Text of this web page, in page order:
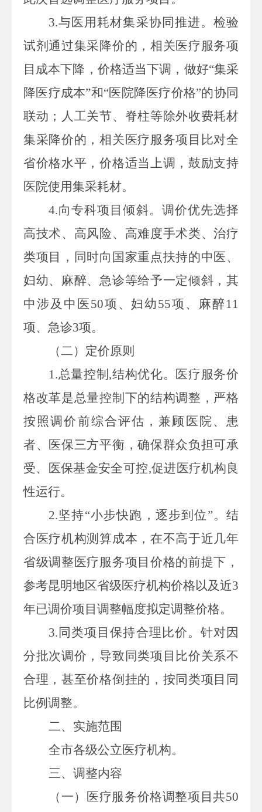
3.与医用耗材集采协同推进。 检验
试剂通过集采降价的，相关医疗服务项
目成本下降，价格适当下调，做好“集采
降医疗成本”和“医院降医疗价格”的协同
联动；人工关节、脊柱等除外收费耗材
集采降价的，相关医疗服务项目比对全
省价格水平，价格适当上调，鼓励支持
医院使用集采耗材。
4.向专科项目倾斜。 调价优先选择
高技术、高风险、高难度手术类、治疗
类项目，同时向国家重点扶持的中医、
妇幼、麻醉、急诊等给予一定倾斜，其
中涉及中医50项、妇幼 55项、麻醉11
项、急诊3项。
（二）定价原则
1.总量控制 ,结构优化。
医疗服务价
格改革是总量控制下的结构调整，严格
按照调价前综合评估，兼顾医院、患
者、医保三方平衡，确保群众负担可承
受、医保基金安全可控,促进医疗机构良
性运行。
2.坚持“小步快跑，逐步到位”。 结
合医疗机构测算成本，在不高于近几年
省级调整医疗服务项目价格的前提下，
参考昆明地区省级医疗机构价格以及近3
年已调价项目调整幅度拟定调整价格。
3. 同类项目保持合理比价。 针对因
分批次调价，导致同类项目比价关系不
合理，甚至价格倒挂的，按同类项目同
比例调整。
二、实施范围
全市各级公立医疗机构。
三、调整内容
（一）
医疗服务价格调整项目共50